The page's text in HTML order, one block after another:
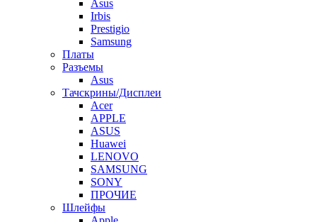
Asus
Irbis
Prestigio
Samsung
Платы
Разъемы
Asus
Тачскрины/Дисплеи
Acer
APPLE
ASUS
Huawei
LENOVO
SAMSUNG
SONY
ПРОЧИЕ
Шлейфы